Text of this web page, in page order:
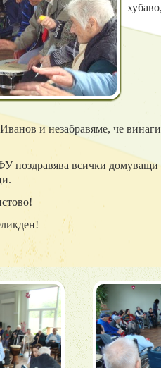
и незабравяме, че
поздравява всички домуващи